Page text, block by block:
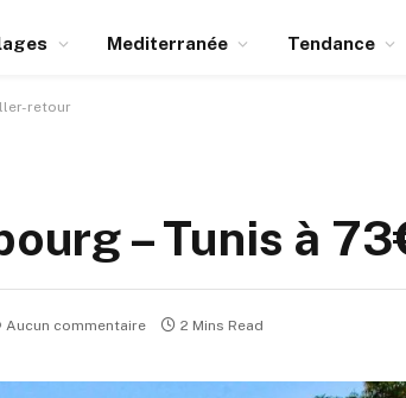
Mediterranée Tendance
retour
– Tunis à
Aucun commentaire 2 Mins Read